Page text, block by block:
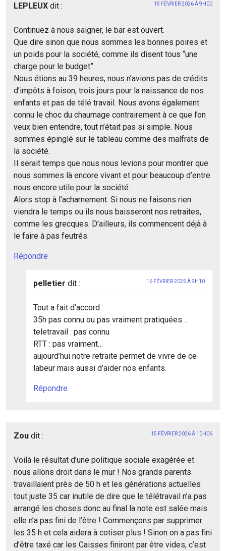
LEPLEUX dit : 15 FÉVRIER 2026 À 9H00
Continuez à nous saigner, le bar est ouvert.
Que dire sinon que nous sommes les bonnes poires et
un poids pour la société, comme ils disent tous “une
charge pour le budget”.
Nous étions au 39 heures, nous n’avions pas de crédits
d’impôts à foison, trois jours pour la naissance de nos
enfants et pas de télé travail. Nous avons également
connu le choc du chaumage contrairement à ce que l’on
veux bien entendre, tout n’était pas si simple. Nous
sommes épinglé sur le tableau comme des malfrats de
la société.
Il serait temps que nous nous levions pour montrer que
nous sommes là encore vivant et pour beaucoup d’entre
nous encore utile pour la société.
Alors stop à l’acharnement. Si nous ne faisons rien
viendra le temps ou ils nous baisseront nos retraites,
comme les grecques. D’ailleurs, ils commencent déjà à
le faire à pas feutrés.
Répondre
pelletier dit : 16 FÉVRIER 2026 À 9H10
Tout a fait d’accord :
35h pas connu ou pas vraiment pratiquées…
teletravail : pas connu
RTT : pas vraiment…
aujourd’hui notre retraite permet de vivre de ce
labeur mais aussi d’aider nos enfants.
Répondre
Zou dit : 15 FÉVRIER 2026 À 10H06
Voilà le résultat d’une politique sociale exagérée et
nous allons droit dans le mur ! Nos grands parents
travaillaient près de 50 h et les générations actuelles
tout juste 35 car inutile de dire que le télétravail n’a pas
arrangé les choses donc au final la note est salée mais
elle n’a pas fini de l’être ! Commençons par supprimer
les 35 h et cela aidera à cotiser plus ! Sinon on a pas fini
d’être taxé car les Caisses finiront par être vides, c’est